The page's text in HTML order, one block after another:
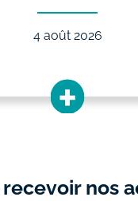
4 août 2026
recevoir nos